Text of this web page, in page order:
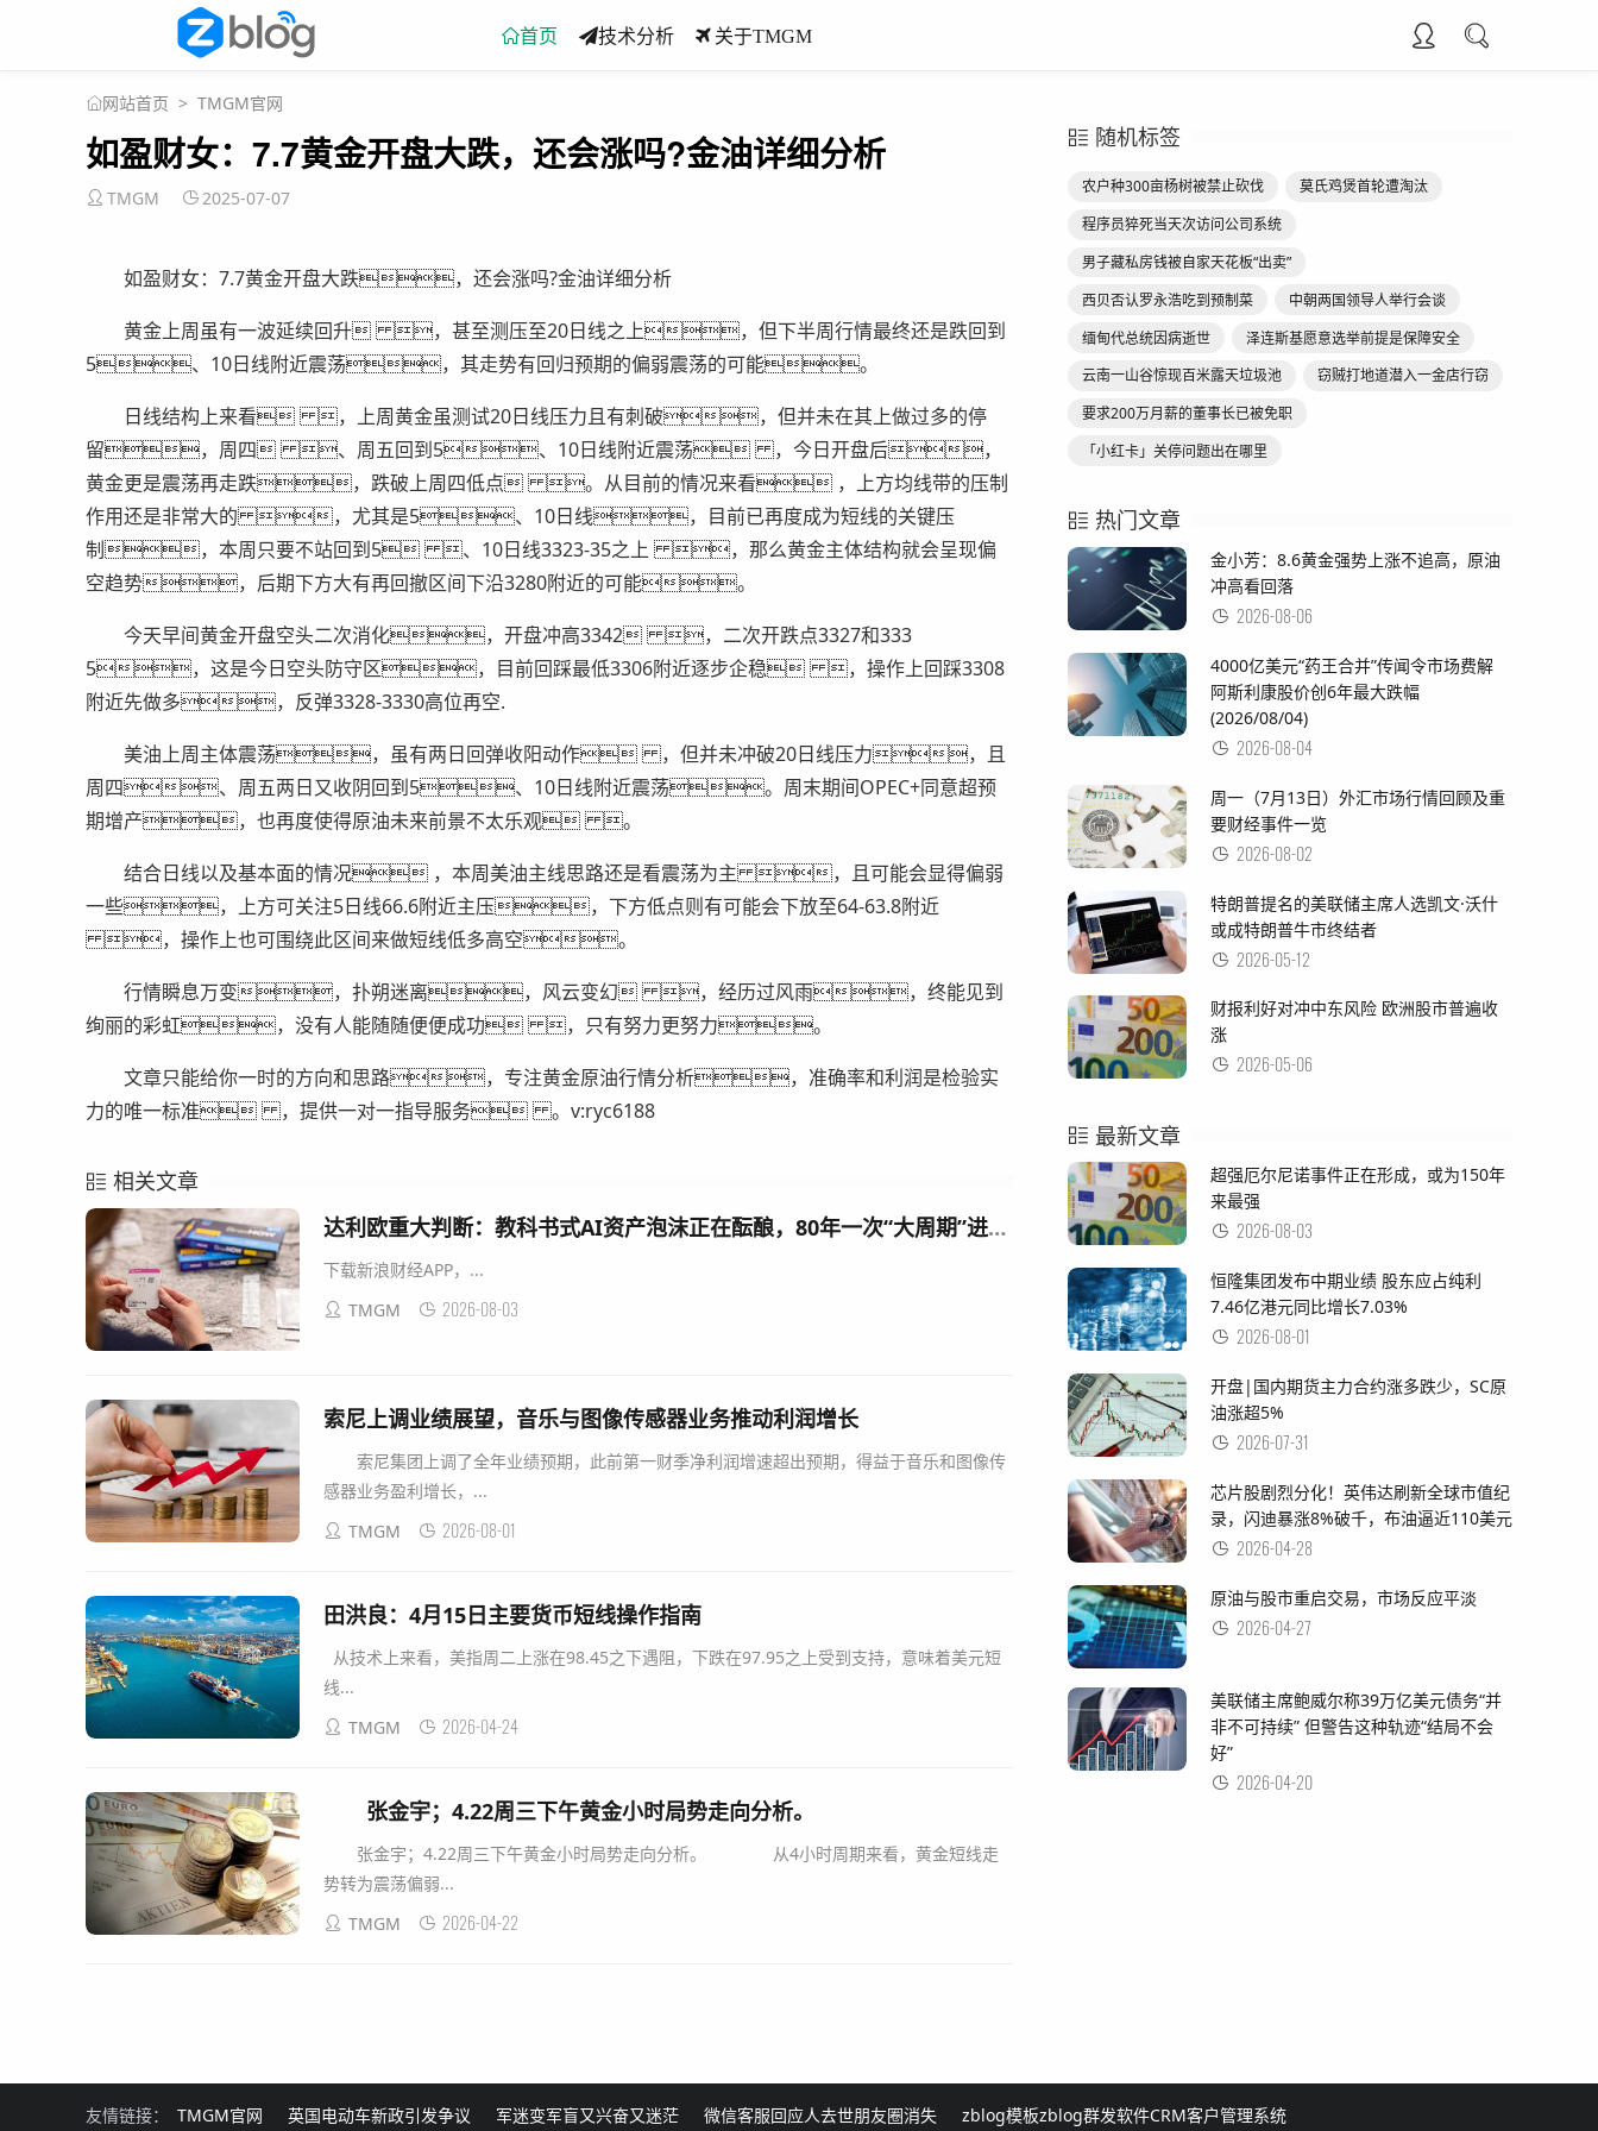
首页 技术分析 关于TMGM
网站首页 > TMGM官网
如盈财女：7.7黄金开盘大跌，还会涨吗?金油详细分析
TMGM 2025-07-07
如盈财女：7.7黄金开盘大跌，还会涨吗?金油详细分析
黄金上周虽有一波延续回升 ，甚至测压至20日线之上，但下半周行情最终还是跌回到
5、10日线附近震荡，其走势有回归预期的偏弱震荡的可能。
日线结构上来看 ，上周黄金虽测试20日线压力且有刺破，但并未在其上做过多的停
留，周四 、周五回到5、10日线附近震荡 ，今日开盘后，
黄金更是震荡再走跌，跌破上周四低点 。从目前的情况来看 ，上方均线带的压制
作用还是非常大的 ，尤其是5、10日线，目前已再度成为短线的关键压
制，本周只要不站回到5 、10日线3323-35之上 ，那么黄金主体结构就会呈现偏
空趋势，后期下方大有再回撤区间下沿3280附近的可能。
今天早间黄金开盘空头二次消化，开盘冲高3342 ，二次开跌点3327和333
5，这是今日空头防守区，目前回踩最低3306附近逐步企稳 ，操作上回踩3308
附近先做多，反弹3328-3330高位再空.
美油上周主体震荡，虽有两日回弹收阳动作 ，但并未冲破20日线压力，且
周四、周五两日又收阴回到5、10日线附近震荡。周末期间OPEC+同意超预
期增产，也再度使得原油未来前景不太乐观 。
结合日线以及基本面的情况 ，本周美油主线思路还是看震荡为主 ，且可能会显得偏弱
一些，上方可关注5日线66.6附近主压，下方低点则有可能会下放至64-63.8附近
，操作上也可围绕此区间来做短线低多高空。
行情瞬息万变，扑朔迷离，风云变幻 ，经历过风雨，终能见到
绚丽的彩虹，没有人能随随便便成功 ，只有努力更努力。
文章只能给你一时的方向和思路，专注黄金原油行情分析，准确率和利润是检验实
力的唯一标准 ，提供一对一指导服务 。v:ryc6188
相关文章
达利欧重大判断：教科书式AI资产泡沫正在酝酿，80年一次“大周期”进入尾声
下载新浪财经APP，...
TMGM
2026-08-03
索尼上调业绩展望，音乐与图像传感器业务推动利润增长
索尼集团上调了全年业绩预期，此前第一财季净利润增速超出预期，得益于音乐和图像传
感器业务盈利增长，...
TMGM
2026-08-01
田洪良：4月15日主要货币短线操作指南
从技术上来看，美指周二上涨在98.45之下遇阻，下跌在97.95之上受到支持，意味着美元短
线...
TMGM
2026-04-24
张金宇；4.22周三下午黄金小时局势走向分析。
张金宇；4.22周三下午黄金小时局势走向分析。 从4小时周期来看，黄金短线走
势转为震荡偏弱...
TMGM
2026-04-22
随机标签
农户种300亩杨树被禁止砍伐
莫氏鸡煲首轮遭淘汰
程序员猝死当天次访问公司系统
男子藏私房钱被自家天花板“出卖”
西贝否认罗永浩吃到预制菜
中朝两国领导人举行会谈
缅甸代总统因病逝世
泽连斯基愿意选举前提是保障安全
云南一山谷惊现百米露天垃圾池
窃贼打地道潜入一金店行窃
要求200万月薪的董事长已被免职
「小红卡」关停问题出在哪里
热门文章
金小芳：8.6黄金强势上涨不追高，原油
冲高看回落
2026-08-06
4000亿美元“药王合并”传闻令市场费解
阿斯利康股价创6年最大跌幅
(2026/08/04)
2026-08-04
周一（7月13日）外汇市场行情回顾及重
要财经事件一览
2026-08-02
特朗普提名的美联储主席人选凯文·沃什
或成特朗普牛市终结者
2026-05-12
财报利好对冲中东风险 欧洲股市普遍收
涨
2026-05-06
最新文章
超强厄尔尼诺事件正在形成，或为150年
来最强
2026-08-03
恒隆集团发布中期业绩 股东应占纯利
7.46亿港元同比增长7.03%
2026-08-01
开盘|国内期货主力合约涨多跌少，SC原
油涨超5%
2026-07-31
芯片股剧烈分化！英伟达刷新全球市值纪
录，闪迪暴涨8%破千，布油逼近110美元
2026-04-28
原油与股市重启交易，市场反应平淡
2026-04-27
美联储主席鲍威尔称39万亿美元债务“并
非不可持续” 但警告这种轨迹“结局不会
好”
2026-04-20
友情链接： zblog模板zblog群发软件CRM客户管理系统
TMGM官网 英国电动车新政引发争议 军迷变军盲又兴奋又迷茫 微信客服回应人去世朋友圈消失